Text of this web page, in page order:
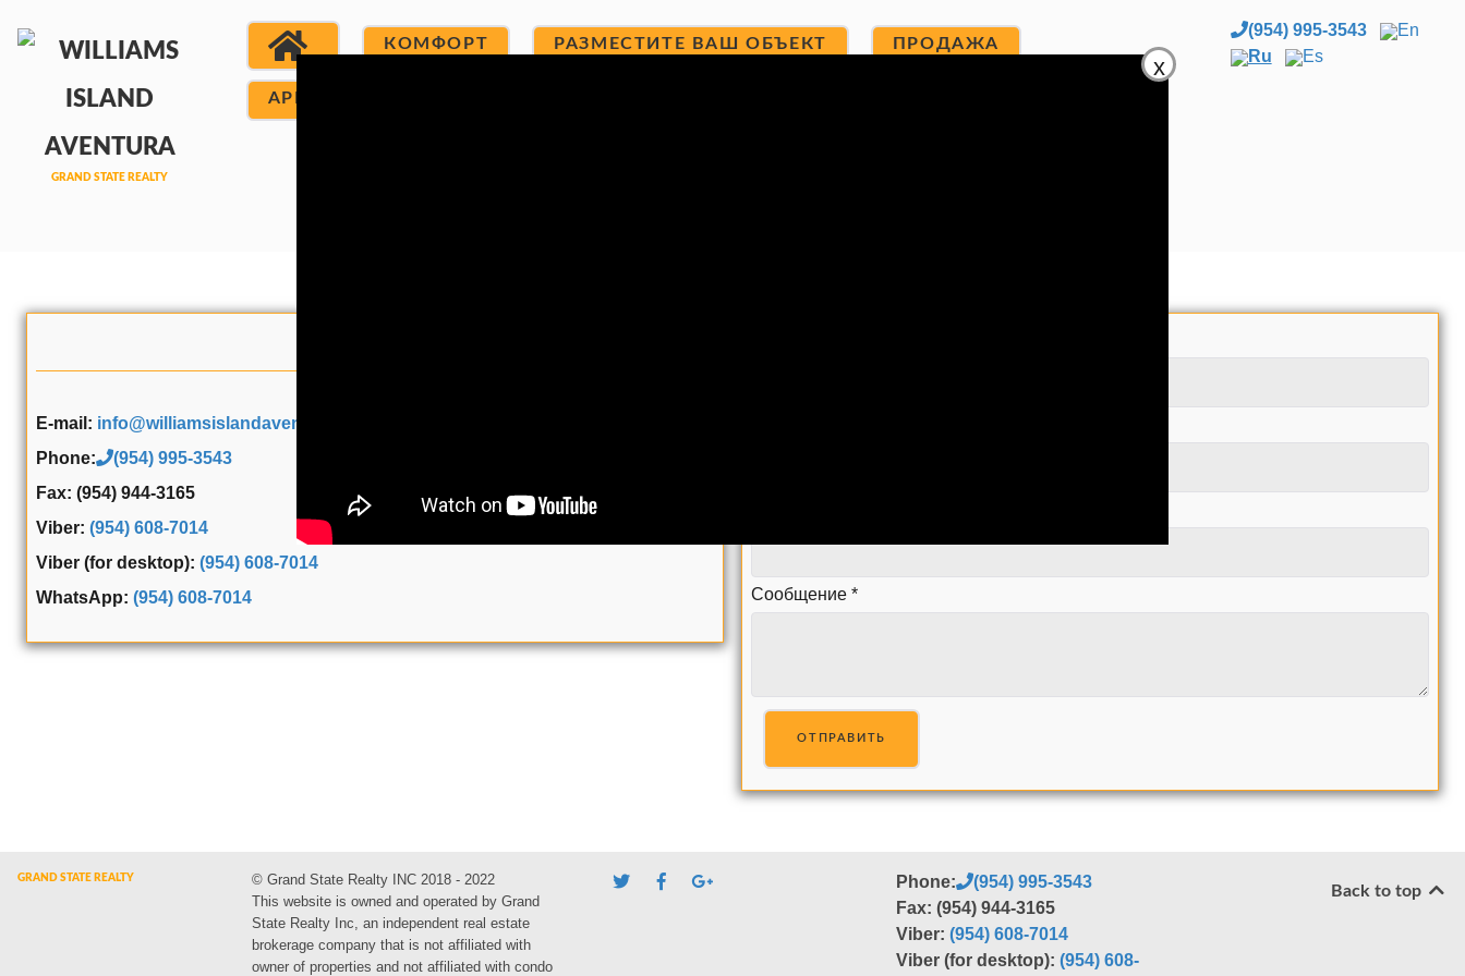
x
КОМФОРТ РАЗМЕСТИТЕ ВАШ ОБЪЕКТ ПРОДАЖА
АРЕНДА
(954) 995-3543
En
Ru
Es
E-mail: info@williamsislandaventuracondo.com
Phone:
(954) 995-3543
Fax: (954) 944-3165
Viber: (954) 608-7014
Viber (for desktop): (954) 608-7014
WhatsApp: (954) 608-7014 Сообщение *
ОТПРАВИТЬ
© Grand State Realty INC 2018 - 2022
This website is owned and operated by Grand
State Realty Inc, an independent real estate
brokerage company that is not affiliated with
owner of properties and not affiliated with condo
Phone:
(954) 995-3543
Fax: (954) 944-3165
Viber:(954) 608-7014
Viber (for desktop):(954) 608-
Back to top